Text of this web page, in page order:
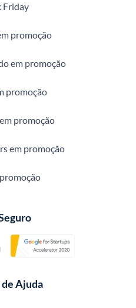
Friday
promoção
em promoção
promoção
promoção
em promoção
Ajuda